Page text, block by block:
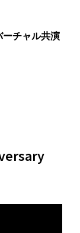
チャル共演